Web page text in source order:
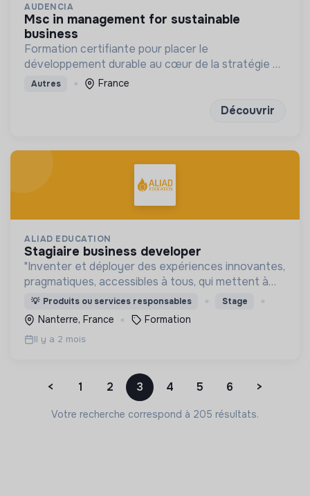
AUDENCIA
msc in management for sustainable
business
Formation certifiante pour placer le
développement durable au cœur de la stratégie de
l'entreprise à long terme
Autres France
Découvrir
ALIAD EDUCATION
stagiaire business developer
"Inventer et déployer des expériences innovantes,
pragmatiques, accessibles à tous, qui mettent à
profit les sciences cognitives, et la créativité pour
dynamiser l’apprentissage et la découverte."
💡 Produits ou services responsables Stage
Nanterre, France Formation
Il y a 2 mois
< 1 2 3 4 5 6 >
Votre recherche correspond à 205 résultats.